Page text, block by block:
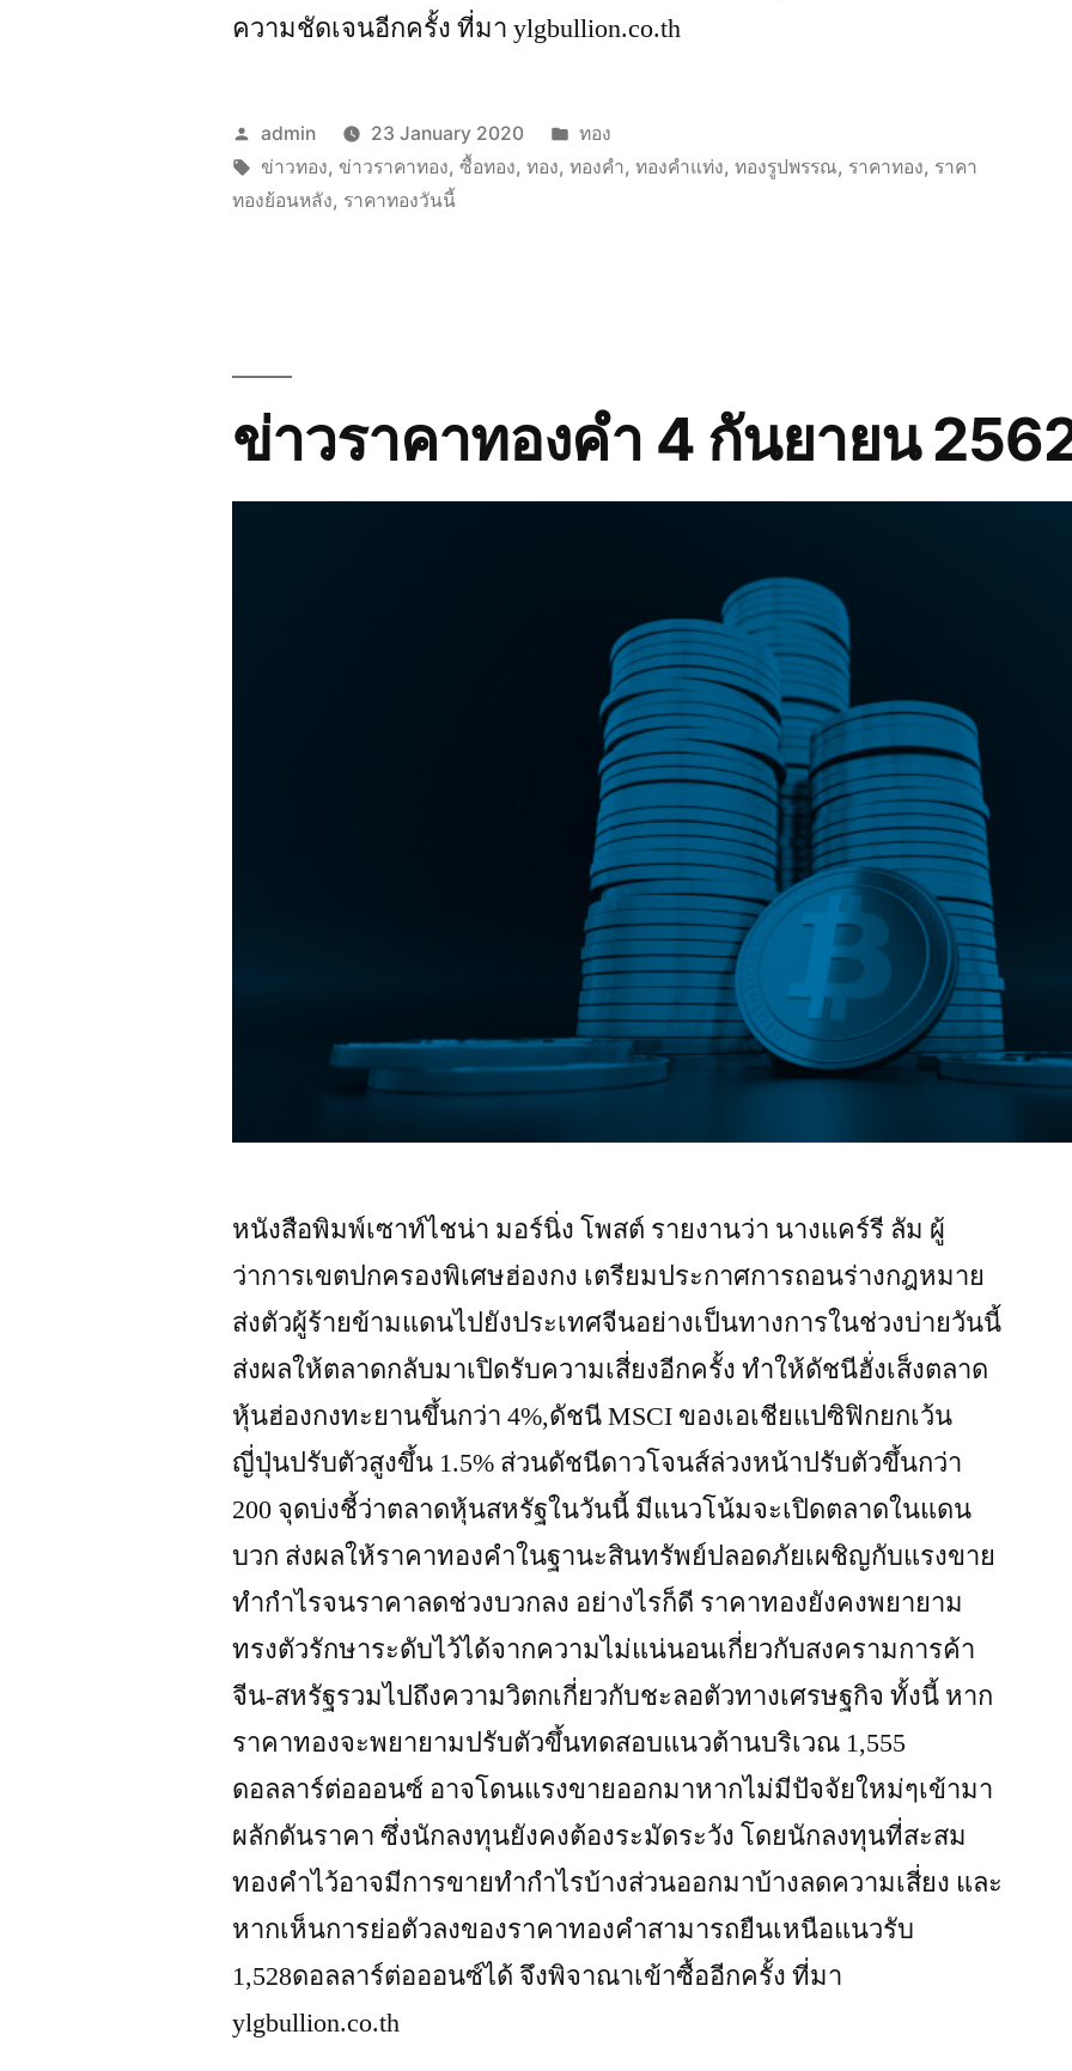
ความชัดเจนอีกครั้ง ที่มา ylgbullion.co.th
Posted
by
admin 23 January 2020
Posted
in
ทอง
Tags:
ข่าวทอง,ข่าวราคาทอง,ซื้อทอง,ทอง,ทองคำ,ทองคำแท่ง,ทองรูปพรรณ, ราคาทอง, ราคา
ทองย้อนหลัง, ราคาทองวันนี้
ข่าวราคาทองคำ 4 กันยายน
หนังสือพิมพ์เซาท์ไชน่า มอร์นิ่ง โพสต์ รายงานว่า นางแคร์รี ลัม ผู้
ว่าการเขตปกครองพิเศษฮ่องกง เตรียมประกาศการถอนร่างกฎหมาย
ส่งตัวผู้ร้ายข้ามแดนไปยังประเทศจีนอย่างเป็นทางการในช่วงบ่ายวันนี้
ส่งผลให้ตลาดกลับมาเปิดรับความเสี่ยงอีกครั้ง ทําให้ดัชนีฮั่งเส็งตลาด
หุ้นฮ่องกงทะยานขึ้นกว่า 4%,ดัชนี MSCI ของเอเชียแปซิฟิกยกเว้น
ญี่ปุ่นปรับตัวสูงขึ้น 1.5% ส่วนดัชนีดาวโจนส์ล่วงหน้าปรับตัวขึ้นกว่า
200 จุดบ่งชี้ว่าตลาดหุ้นสหรัฐในวันนี้ มีแนวโน้มจะเปิดตลาดในแดน
บวก ส่งผลให้ราคาทองคําในฐานะสินทรัพย์ปลอดภัยเผชิญกับแรงขาย
ทํากําไรจนราคาลดช่วงบวกลง อย่างไรก็ดี ราคาทองยังคงพยายาม
ทรงตัวรักษาระดับไว้ได้จากความไม่แน่นอนเกี่ยวกับสงครามการค้า
จีน-สหรัฐรวมไปถึงความวิตกเกี่ยวกับชะลอตัวทางเศรษฐกิจ ทั้งนี้ หาก
ราคาทองจะพยายามปรับตัวขึ้นทดสอบแนวต้านบริเวณ 1,555
ดอลลาร์ต่อออนซ์ อาจโดนแรงขายออกมาหากไม่มีปัจจัยใหม่ๆเข้ามา
ผลักดันราคา ซึ่งนักลงทุนยังคงต้องระมัดระวัง โดยนักลงทุนที่สะสม
ทองคําไว้อาจมีการขายทํากําไรบ้างส่วนออกมาบ้างลดความเสี่ยง และ
หากเห็นการย่อตัวลงของราคาทองคําสามารถยืนเหนือแนวรับ
1,528ดอลลาร์ต่อออนซ์ได้ จึงพิจาณาเข้าซื้ออีกครั้ง ที่มา
ylgbullion.co.th